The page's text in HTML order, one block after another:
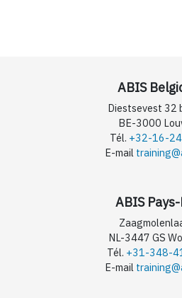
ABIS
Diestsevest 32
BE-3000
Tél. +32-16-
E-mail
ABIS
NL-3447 GS
Tél. +31-348-
E-mail